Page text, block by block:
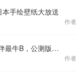
本手绘壁纸大放送
作
《神器OL》什么伙伴最牛B，公测版本更好玩
作